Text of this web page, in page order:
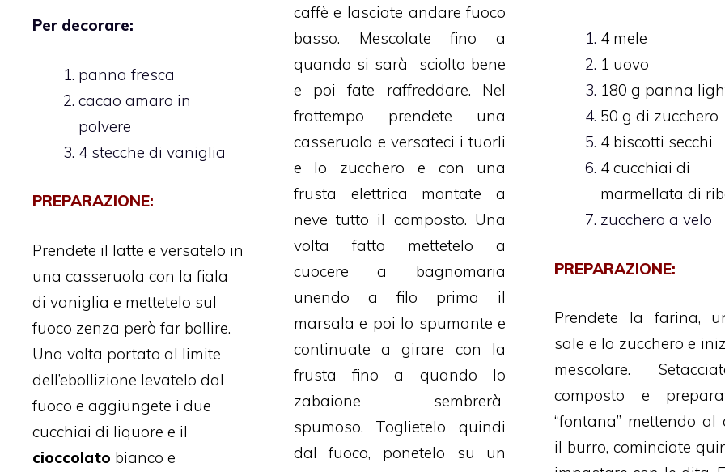
caffè e lasciate andare fuoco
basso. Mescolate fino a
quando si sarà sciolto bene
e poi fate raffreddare. Nel
frattempo prendete una
casseruola e versateci i tuorli
e lo zucchero e con una
frusta elettrica montate a
neve tutto il composto. Una
volta fatto mettetelo a
cuocere a bagnomaria
unendo a filo prima il
marsala e poi lo spumante e
continuate a girare con la
frusta fino a quando lo
zabaione sembrerà
spumoso. Toglietelo quindi
dal fuoco, ponetelo su un
4 mele
1 uovo
180 g panna
50 g di zucchero
4 biscotti secchi
4 cucchiai di
marmellata di
zucchero a velo
PREPARAZIONE:
Prendete la farina,
sale e lo zucchero e
mescolare.
composto e
“fontana” mettendo al
il burro, cominciate
Per decorare:
panna fresca
cacao amaro in
polvere
4 stecche di vaniglia
PREPARAZIONE:
Prendete il latte e versatelo in
una casseruola con la fiala
di vaniglia e mettetelo sul
fuoco zenza però far bollire.
Una volta portato al limite
dell’ebollizione levatelo dal
fuoco e aggiungete i due
cucchiai di liquore e il
cioccolato bianco e